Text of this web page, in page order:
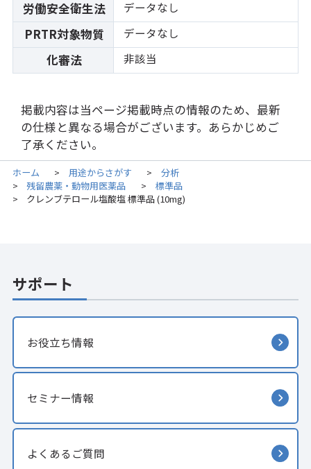
労働安全衛生法 データなし
PRTR対象物質 データなし
化審法 非該当
掲載内容は当ページ掲載時点の情報のため、最新
の仕様と異なる場合がございます。あらかじめご
了承ください。
ホーム > 用途からさがす > 分析
> 残留農薬・動物用医薬品 > 標準品
> クレンブテロール塩酸塩 標準品 (10mg)
サポート
お役立ち情報
セミナー情報
よくあるご質問